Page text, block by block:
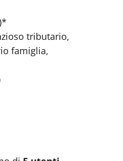
tributario,
famiglia,